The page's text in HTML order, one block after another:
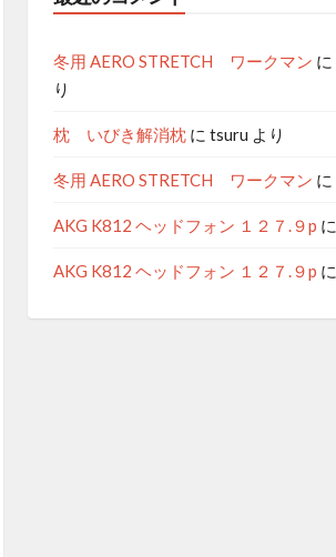
冬用 AERO STRETCH ワークマン に
り
枕 いびき解消枕 に tsuru より
冬用 AERO STRETCH ワークマン に
AKG K812 ヘッドフォン １２７.９p に
AKG K812 ヘッドフォン １２７.９p に